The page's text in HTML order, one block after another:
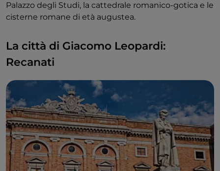
Palazzo degli Studi, la cattedrale romanico-gotica e le
cisterne romane di età augustea.
La città di Giacomo Leopardi:
Recanati